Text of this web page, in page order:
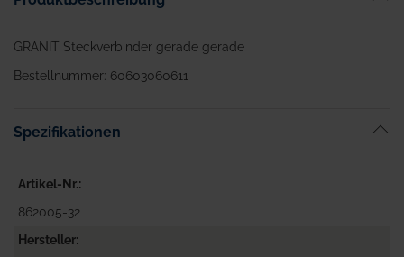
GRANIT Steckverbinder gerade gerade
Bestellnummer: 60603060611
Spezifikationen
Artikel-Nr.
862005-32
Hersteller